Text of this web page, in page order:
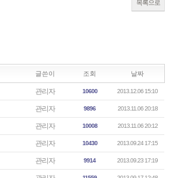
목록으로
글쓴이 조회 날짜
관리자 10600 2013.12.06 15:10
관리자 9896 2013.11.06 20:18
관리자 10008 2013.11.06 20:12
관리자 10430 2013.09.24 17:15
관리자 9914 2013.09.23 17:19